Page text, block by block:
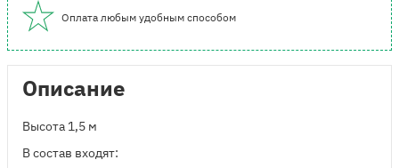
Оплата любым удобным способом
Описание
Высота 1,5 м
В состав входят: